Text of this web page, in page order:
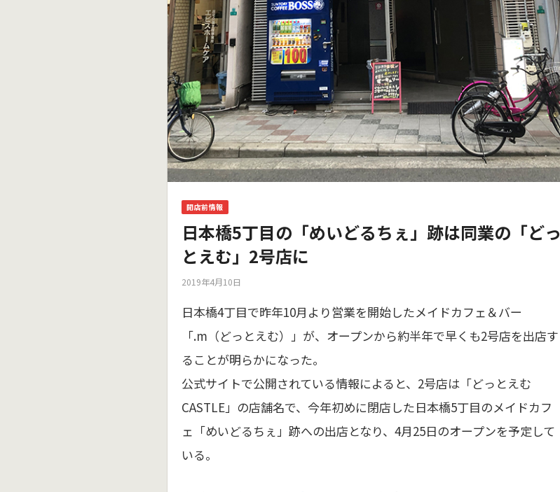
開店前情報
日本橋5丁目の「めいどるちぇ」跡は同業の「どっ
とえむ」2号店に
2019年4月10日
日本橋4丁目で昨年10月より営業を開始したメイドカフェ＆バー
「.m（どっとえむ）」が、オープンから約半年で早くも2号店を出店す
ることが明らかになった。
公式サイトで公開されている情報によると、2号店は「どっとえむ
CASTLE」の店舗名で、今年初めに閉店した日本橋5丁目のメイドカフ
ェ「めいどるちぇ」跡への出店となり、4月25日のオープンを予定して
いる。